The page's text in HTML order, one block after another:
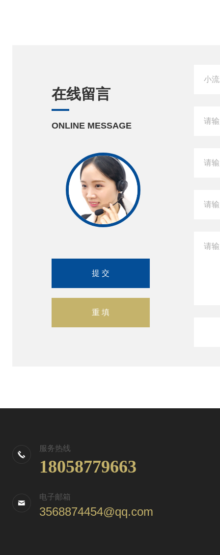
在线留言
ONLINE MESSAGE
服务热线
18058779663
电子邮箱
3568874454@qq.com